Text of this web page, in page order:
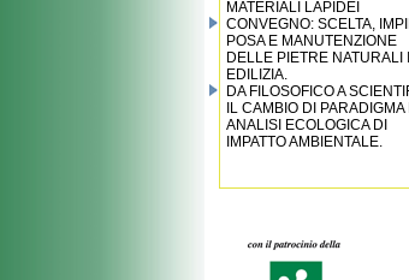
MATERIALI LAPIDEI
CONVEGNO: SCELTA,
POSA E MANUTENZIONE
DELLE PIETRE NATURALI
EDILIZIA.
DA FILOSOFICO A
IL CAMBIO DI
ANALISI ECOLOGICA DI
IMPATTO AMBIENTALE.